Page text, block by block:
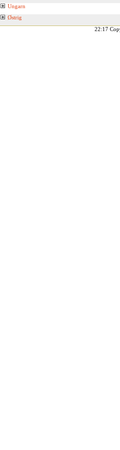
Ungarn
Østrig
22:17